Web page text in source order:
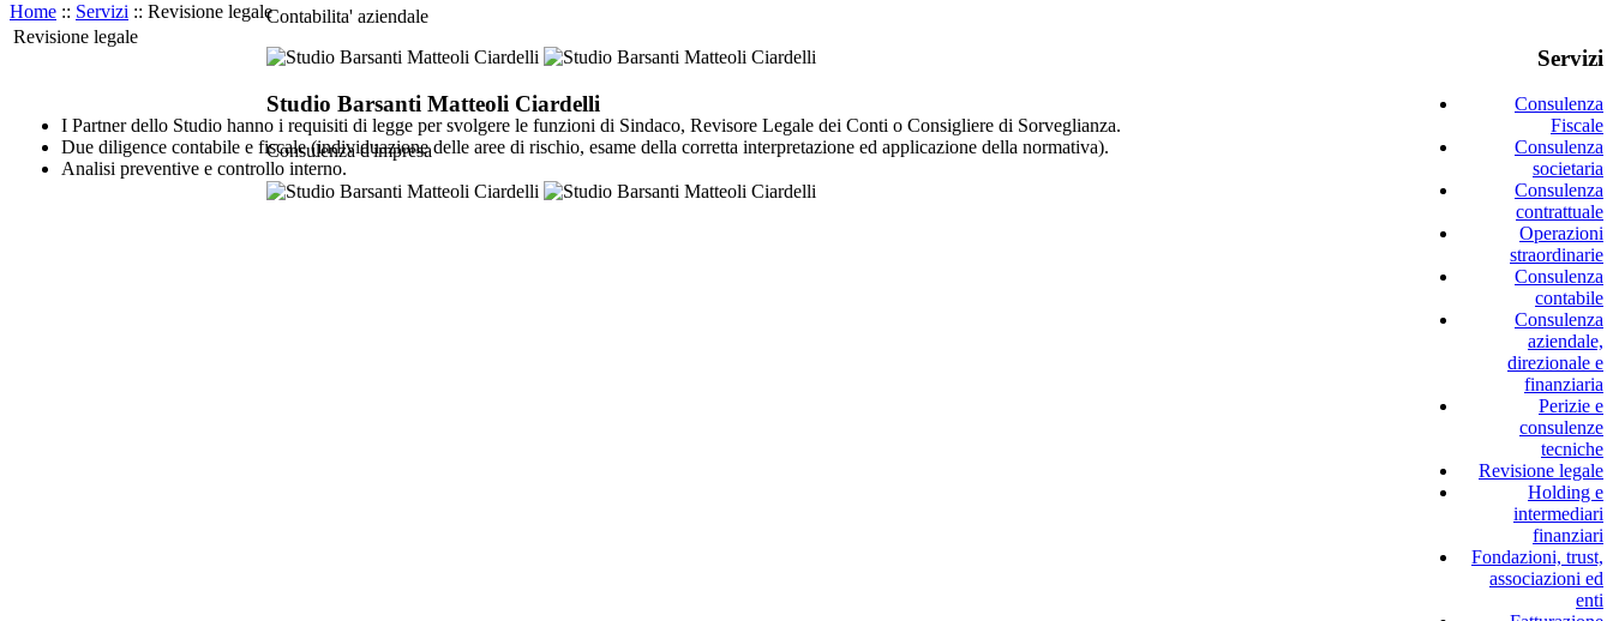
Contabilita' aziendale
Studio Barsanti Matteoli Ciardelli
Consulenza d'impresa
Home :: Servizi :: Revisione legale
Revisione legale
I Partner dello Studio hanno i requisiti di legge per svolgere le funzioni di Sindaco, Revisore Legale dei Conti o Consigliere di Sorveglianza.
Due diligence contabile e fiscale (individuazione delle aree di rischio, esame della corretta interpretazione ed applicazione della normativa).
Analisi preventive e controllo interno.
Servizi
Consulenza
Fiscale
Consulenza
societaria
Consulenza
contrattuale
Operazioni
straordinarie
Consulenza
contabile
Consulenza
aziendale,
direzionale e
finanziaria
Perizie e
consulenze
tecniche
Revisione legale
Holding e
intermediari
finanziari
Fondazioni, trust,
associazioni ed
enti